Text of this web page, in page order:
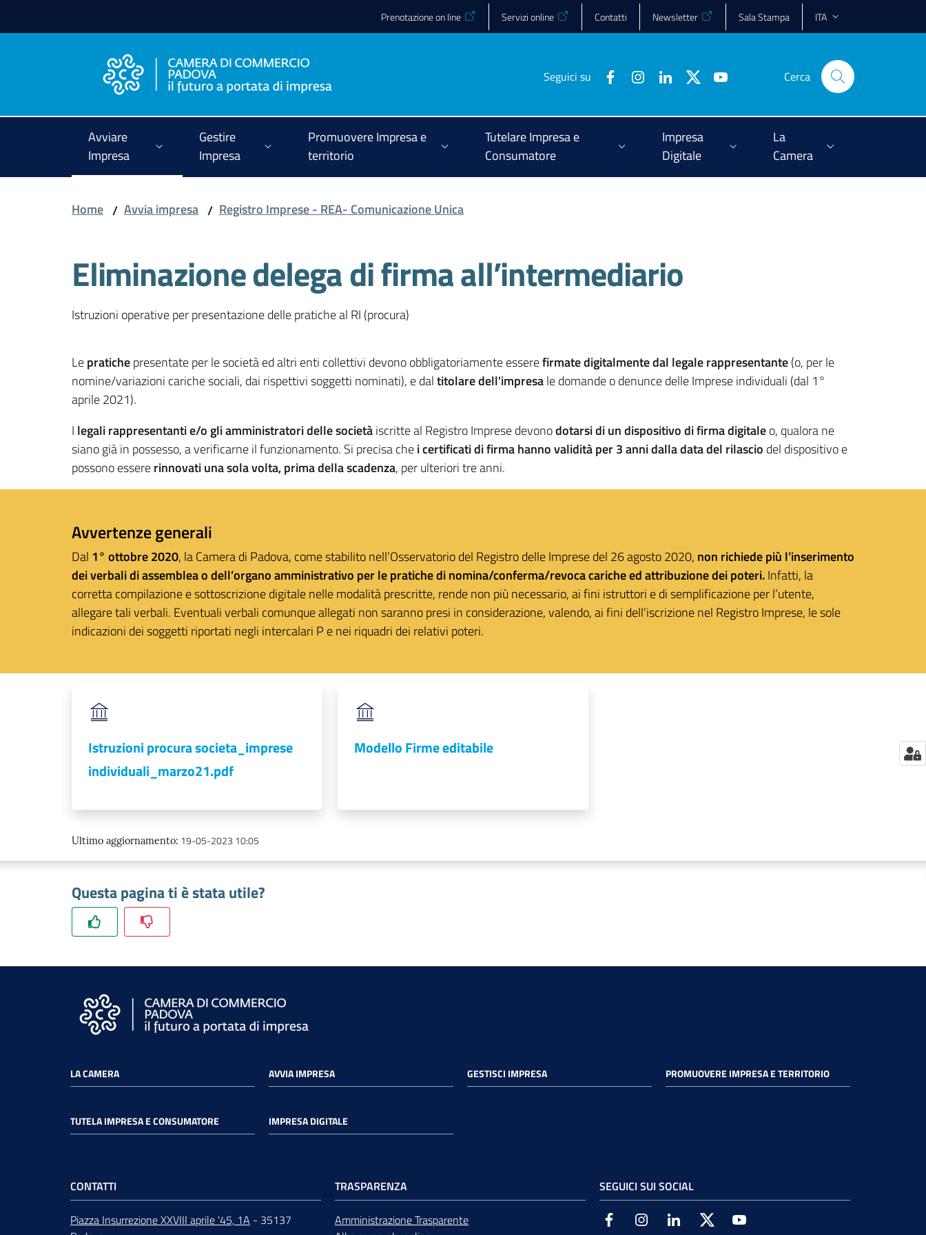
Prenotazione on line Servizi online Contatti Newsletter Sala Stampa ITA
Seguici su Cerca
Avviare
Impresa
Gestire
Impresa
Promuovere Impresa e
territorio
Tutelare Impresa e
Consumatore
Impresa
Digitale
La
Camera
Home / Avvia impresa / Registro Imprese - REA- Comunicazione Unica
Eliminazione delega di firma all’intermediario
Istruzioni operative per presentazione delle pratiche al RI (procura)
Lepratichepresentate per le società ed altri enti collettivi devono obbligatoriamente esserefirmate digitalmente dal legale rappresentante(o, per le
nomine/variazioni cariche sociali, dai rispettivi soggetti nominati), e daltitolare dell'impresale domande o denunce delle Imprese individuali (dal 1°
aprile 2021).
I legali rappresentanti e/o gli amministratori delle societàiscritte al Registro Imprese devonodotarsi di un dispositivo di firma digitaleo, qualora ne
siano già in possesso, a verificarne il funzionamento. Si precisa chei certificati di firma hanno validità per 3 anni dalla data del rilascio del dispositivo e
possono essererinnovati una sola volta, prima della scadenza, per ulteriori tre anni.
Avvertenze generali
Dal 1° ottobre 2020, la Camera di Padova, come stabilito nell’Osservatorio del Registro delle Imprese del 26 agosto 2020, non richiede più l’inserimento
dei verbali di assemblea o dell’organo amministrativo per le pratiche di nomina/conferma/revoca cariche ed attribuzione dei poteri.Infatti, la
corretta compilazione e sottoscrizione digitale nelle modalità prescritte, rende non più necessario, ai fini istruttori e di semplificazione per l’utente,
allegare tali verbali. Eventuali verbali comunque allegati non saranno presi in considerazione, valendo, ai fini dell'iscrizione nel Registro Imprese, le sole
indicazioni dei soggetti riportati negli intercalari P e nei riquadri dei relativi poteri.
Istruzioni procura societa_imprese
individuali_marzo21.pdf
Modello Firme editabile
Ultimo aggiornamento: 19-05-2023 10:05
Questa pagina ti è stata utile?
LA CAMERA AVVIA IMPRESA GESTISCI IMPRESA PROMUOVERE IMPRESA E TERRITORIO
TUTELA IMPRESA E CONSUMATORE IMPRESA DIGITALE
CONTATTI
Piazza Insurrezione XXVIII aprile '45, 1A - 35137
TRASPARENZA
Amministrazione Trasparente
SEGUICI SUI SOCIAL
Facebook InstagramLinkedin Twitter